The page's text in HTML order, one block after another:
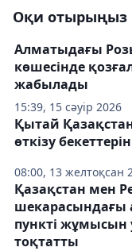
Оқи отырыңыз
15:39, 15 сәуір 2026
Алматыдағы
көшесінде
жабылады
08:00, 13 желтоқсан
Қытай
өткізу
Қазақстан мен
шекарасындағы
пункті
тоқтатты